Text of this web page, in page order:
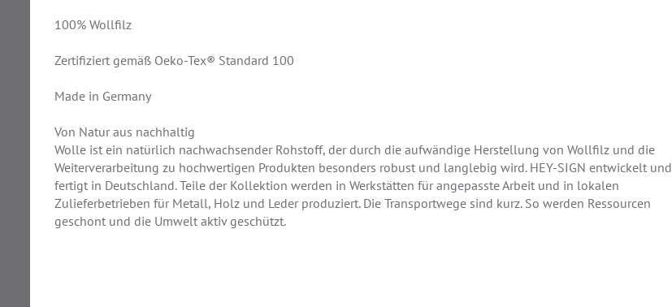
100% Wollfilz
Zertifiziert gemäß Oeko-Tex® Standard 100
Made in Germany
Von Natur aus nachhaltig
Wolle ist ein natürlich nachwachsender Rohstoff, der durch die aufwändige Herstellung von Wollfilz und die
Weiterverarbeitung zu hochwertigen Produkten besonders robust und langlebig wird. HEY-SIGN entwickelt und
fertigt in Deutschland. Teile der Kollektion werden in Werkstätten für angepasste Arbeit und in lokalen
Zulieferbetrieben für Metall, Holz und Leder produziert. Die Transportwege sind kurz. So werden Ressourcen
geschont und die Umwelt aktiv geschützt.